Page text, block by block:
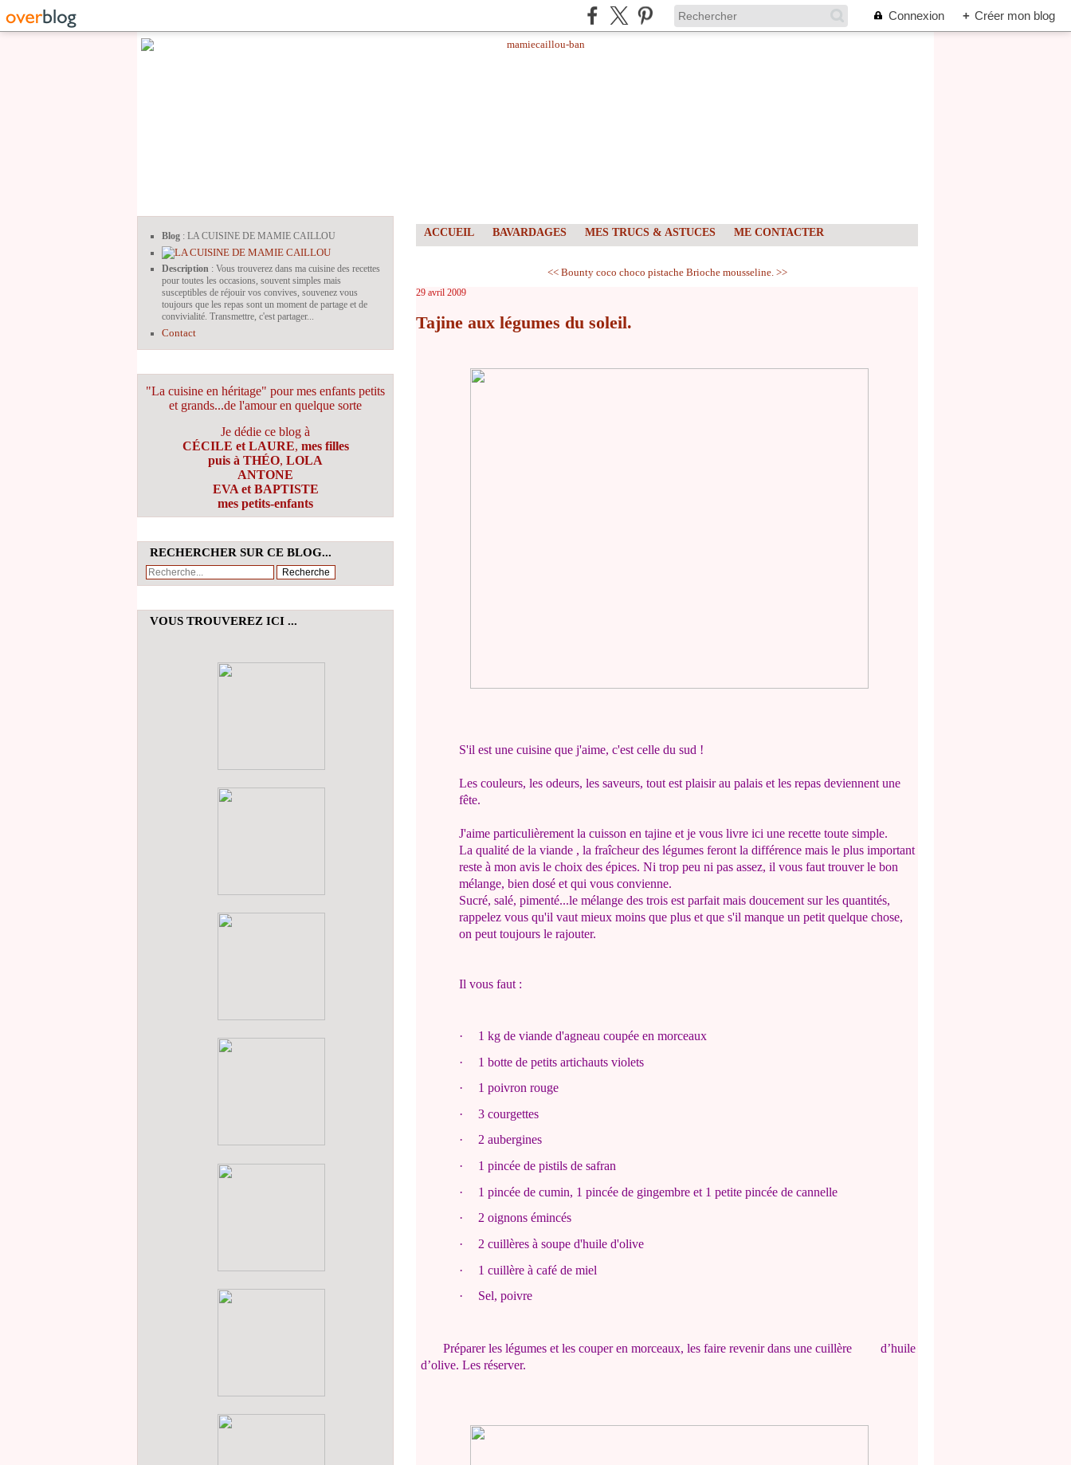
Connexion + Créer mon blog
Blog : LA CUISINE DE MAMIE CAILLOU
Description : Vous trouverez dans ma cuisine des recettes
pour toutes les occasions, souvent simples mais
susceptibles de réjouir vos convives, souvenez vous
toujours que les repas sont un moment de partage et de
convivialité. Transmettre, c'est partager...
Contact
"La cuisine en héritage" pour mes enfants petits
et grands...de l'amour en quelque sorte
Je dédie ce blog à
CÉCILE et LAURE, mes filles
puis à THÉO, LOLA
ANTONE
EVA et BAPTISTE
mes petits-enfants
RECHERCHER SUR CE BLOG...
VOUS TROUVEREZ ICI ...
ACCUEIL BAVARDAGES MES TRUCS & ASTUCES ME CONTACTER
<< Bounty coco choco pistache Brioche mousseline. >>
29 avril 2009
Tajine aux légumes du soleil.
S'il est une cuisine que j'aime, c'est celle du sud !
Les couleurs, les odeurs, les saveurs, tout est plaisir au palais et les repas deviennent une
fête.
J'aime particulièrement la cuisson en tajine et je vous livre ici une recette toute simple.
La qualité de la viande , la fraîcheur des légumes feront la différence mais le plus important
reste à mon avis le choix des épices. Ni trop peu ni pas assez, il vous faut trouver le bon
mélange, bien dosé et qui vous convienne.
Sucré, salé, pimenté...le mélange des trois est parfait mais doucement sur les quantités,
rappelez vous qu'il vaut mieux moins que plus et que s'il manque un petit quelque chose,
on peut toujours le rajouter.
Il vous faut :
·
1 kg de viande d'agneau coupée en morceaux
·
1 botte de petits artichauts violets
·
1 poivron rouge
·
3 courgettes
·
2 aubergines
·
1 pincée de pistils de safran
·
1 pincée de cumin, 1 pincée de gingembre et 1 petite pincée de cannelle
·
2 oignons émincés
·
2 cuillères à soupe d'huile d'olive
·
1 cuillère à café de miel
·
Sel, poivre
Préparer les légumes et les couper en morceaux, les faire revenir dans une cuillère d’huile
d’olive. Les réserver.